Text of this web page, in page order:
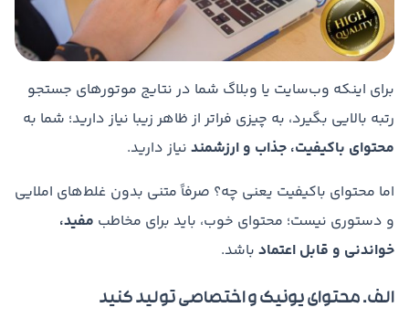
برای اینکه وب‌سایت یا وبلاگ شما در نتایج موتورهای جستجو
رتبه بالایی بگیرد، به چیزی فراتر از ظاهر زیبا نیاز دارید؛ شما به
محتوای باکیفیت، جذاب و ارزشمند نیاز دارید.
اما محتوای باکیفیت یعنی چه؟ صرفاً متنی بدون غلط‌های املایی
و دستوری نیست؛ محتوای خوب، باید برای مخاطب مفید،
خواندنی و قابل اعتماد باشد.
الف. محتوای یونیک و اختصاصی تولید کنید